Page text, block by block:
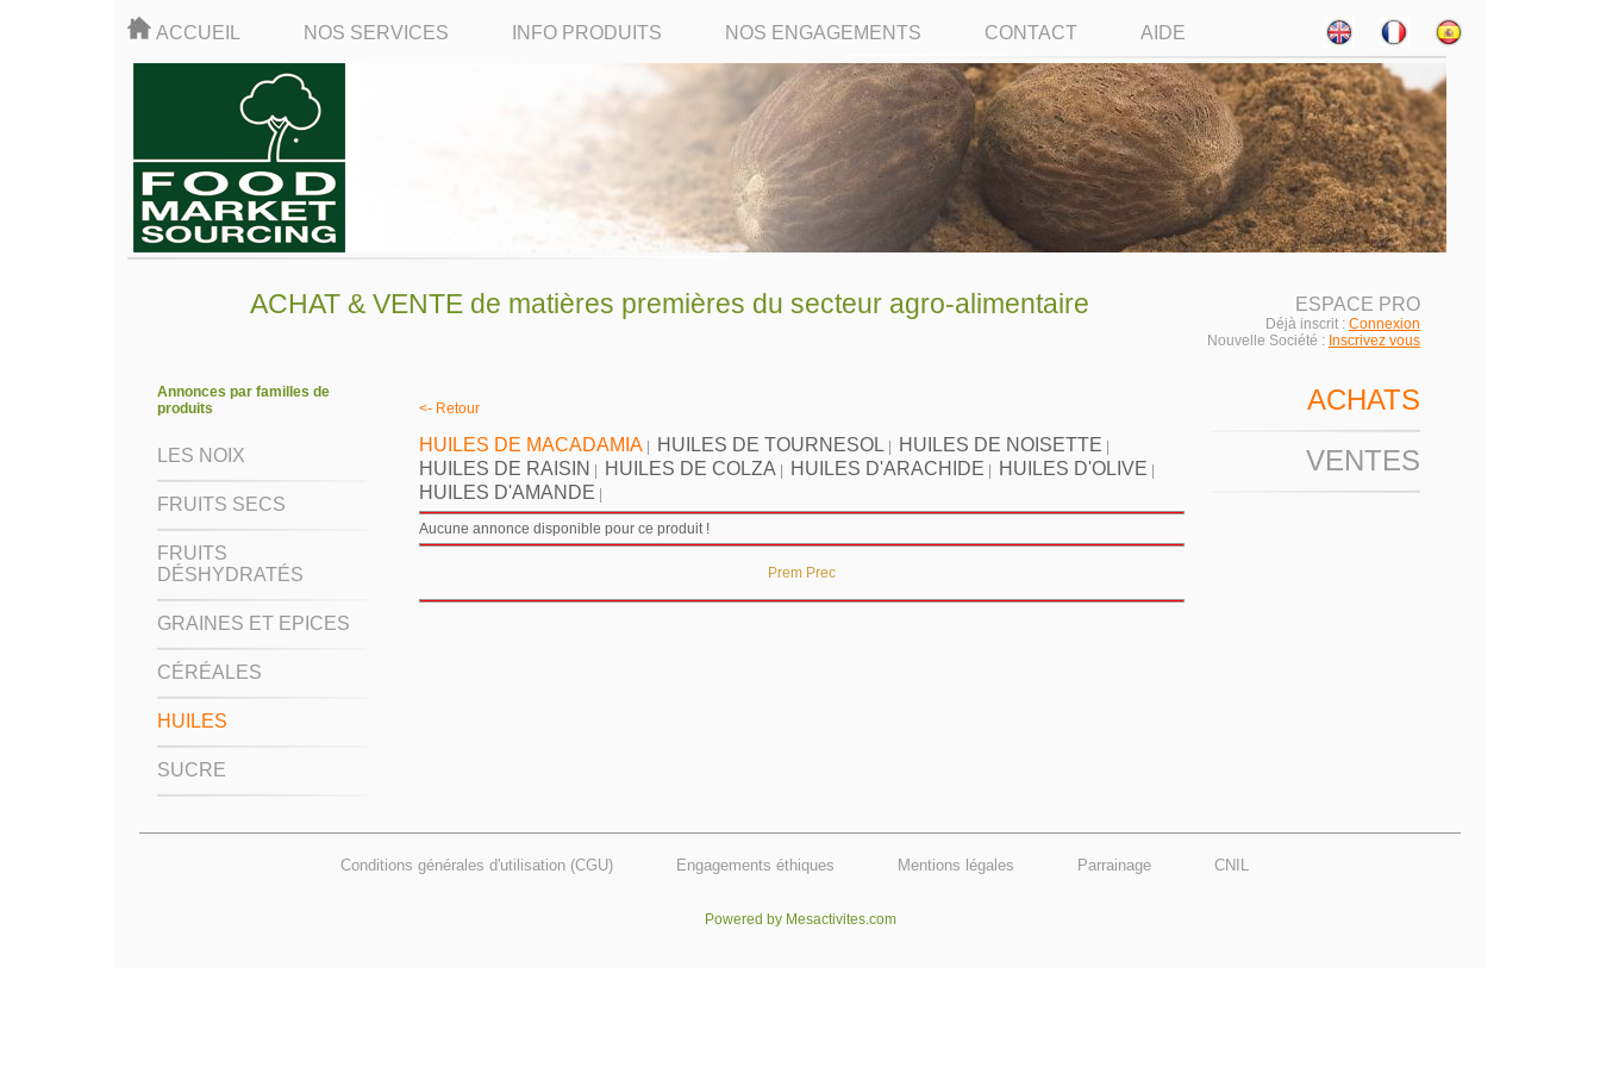
ACCUEIL NOS SERVICES INFO PRODUITS NOS ENGAGEMENTS CONTACT AIDE
ACHAT & VENTE de matières premières du secteur agro-alimentaire ESPACE PRO
Déjà inscrit : Connexion
Nouvelle Société : Inscrivez vous
Annonces par familles de
produits
LES NOIX
FRUITS SECS
FRUITS
DÉSHYDRATÉS
GRAINES ET EPICES
CÉRÉALES
HUILES
SUCRE
<- Retour
HUILES DE MACADAMIA HUILES DE TOURNESOL HUILES DE NOISETTE
HUILES DE RAISIN HUILES DE COLZA HUILES D'ARACHIDE HUILES D'OLIVE
HUILES D'AMANDE
Aucune annonce disponible pour ce produit !
Prem Prec
ACHATS
VENTES
Conditions générales d'utilisation (CGU) Engagements éthiques Mentions légales Parrainage CNIL
Powered by Mesactivites.com